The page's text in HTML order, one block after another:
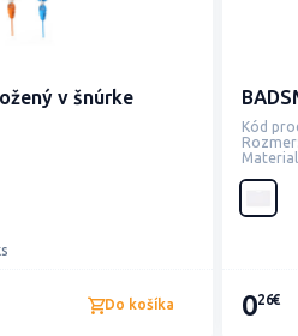
v šnúrke
Do košíka
Kód
026€